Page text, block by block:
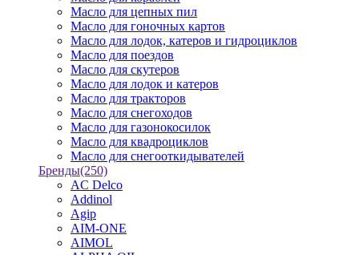
Масло для цепных пил
Масло для гоночных картов
Масло для лодок, катеров и гидроциклов
Масло для поездов
Масло для скутеров
Масло для лодок и катеров
Масло для тракторов
Масло для снегоходов
Масло для газонокосилок
Масло для квадроциклов
Масло для снегооткидывателей
Бренды(250)
AC Delco
Addinol
Agip
AIM-ONE
AIMOL